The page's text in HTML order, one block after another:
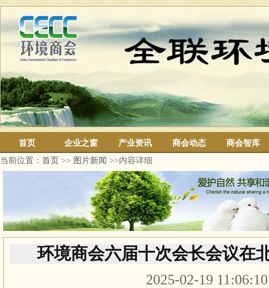
首页 企业之窗 产业资讯 商会动态
商会智库
当前位置： 首页 >> 图片新闻 >>内容详细
环境商会六届十次会长会议在
2025-02-19